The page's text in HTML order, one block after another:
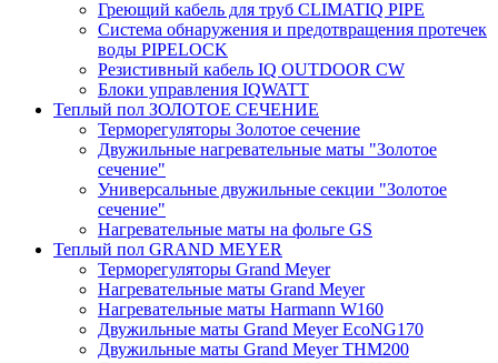
Греющий кабель для труб CLIMATIQ PIPE
Система обнаружения и предотвращения протечек
воды PIPELOCK
Резистивный кабель IQ OUTDOOR CW
Блоки управления IQWATT
Теплый пол ЗОЛОТОЕ СЕЧЕНИЕ
Терморегуляторы Золотое сечение
Двужильные нагревательные маты "Золотое
сечение"
Универсальные двужильные секции "Золотое
сечение"
Нагревательные маты на фольге GS
Теплый пол GRAND MEYER
Терморегуляторы Grand Meyer
Нагревательные маты Grand Meyer
Нагревательные маты Harmann W160
Двужильные маты Grand Meyer EcoNG170
Двужильные маты Grand Meyer THM200